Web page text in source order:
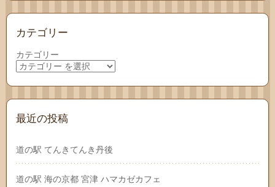
カテゴリー
カテゴリー
最近の投稿
道の駅 てんきてんき丹後
道の駅 海の京都 宮津 ハマカゼカフェ